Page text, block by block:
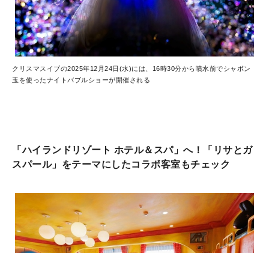
クリスマスイブの2025年12月24日(水)には、16時30分から噴水前でシャボン
玉を使ったナイトバブルショーが開催される
「ハイランドリゾート ホテル＆スパ」へ！「リサとガ
スパール」をテーマにしたコラボ客室もチェック